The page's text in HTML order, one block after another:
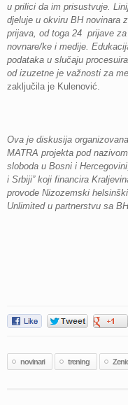
u prilici da im prisustvuje.
djeluje u okviru BH novinara
prijava, od toga 24 prijave
novnare/ke i medije.
podataka u slučaju
od izuzetne je važnosti za
zaključila je Kulenović.
Ova je diskusija
MATRA projekta pod
sloboda u Bosni i
i Srbiji” koji financira
provode Nizozemski
Unlimited u partnerstvu sa
novinari trening